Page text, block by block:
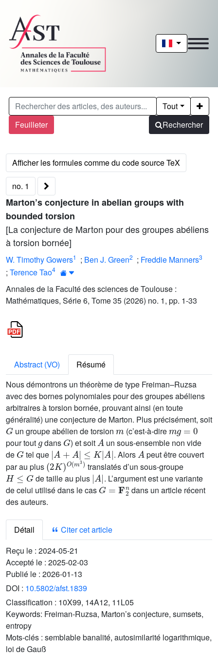
Feuilleter
Tout
Rechercher
no. 1
Marton’s conjecture in abelian groups with
bounded torsion
[La conjecture de Marton pour des groupes abéliens
à torsion bornée]
W. Timothy Gowers1 ; Ben J. Green2 ; Freddie Manners3
; Terence Tao4
Annales de la Faculté des sciences de Toulouse :
Mathématiques, Série 6, Tome 35 (2026) no. 1, pp. 1-33
Abstract (VO)
Résumé
Nous démontrons un théorème de type Freiman–Ruzsa
avec des bornes polynomiales pour des groupes abéliens
arbitraires à torsion bornée, prouvant ainsi (en toute
généralité) une conjecture de Marton. Plus précisément, soit
G
un groupe abélien de torsion
m
(c’est-à-dire
mg=0
pour tout
g
dans
G
) et soit
A
un sous-ensemble non vide
de
G
tel que
|A+A|≤K|A|
. Alors
A
peut être couvert
par au plus
( 2K )O(m3)
translatés d’un sous-groupe
H≤G
de taille au plus
|A|
. L’argument est une variante
de celui utilisé dans le cas
G =F2n
dans un article récent
des auteurs.
Détail
Citer cet article
Reçu le : 2024-05-21
Accepté le : 2025-02-03
Publié le : 2026-01-13
DOI : 10.5802/afst.1839
Classification : 10X99, 14A12, 11L05
Keywords: Freiman-Ruzsa, Marton’s conjecture, sumsets,
entropy
Mots-clés : semblable banalité, autosimilarité logarithmique,
loi de Gauß